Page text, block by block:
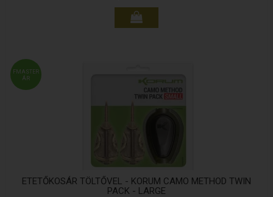
FMASTER
ÁR
ETETŐKOSÁR TÖLTŐVEL - KORUM CAMO METHOD TWIN
PACK - LARGE